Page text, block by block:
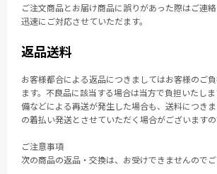
ご注文商品とお届け商品に誤りがあった際はご連絡
迅速にご対応させていただます。
返品送料
お客様都合による返品につきましてはお客様のご
ます。不良品に該当する場合は当方で負担いたし
備などによる再送が発生した場合も、送料につき
の着払い発送とさせていただく場合がございますの
ご注意事項
次の商品の返品・交換は、お受けできませんのでご